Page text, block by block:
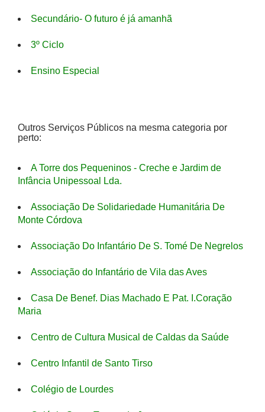
Secundário- O futuro é já amanhã
3º Ciclo
Ensino Especial
Outros Serviços Públicos na mesma categoria por
perto:
A Torre dos Pequeninos - Creche e Jardim de
Infância Unipessoal Lda.
Associação De Solidariedade Humanitária De
Monte Córdova
Associação Do Infantário De S. Tomé De Negrelos
Associação do Infantário de Vila das Aves
Casa De Benef. Dias Machado E Pat. I.Coração
Maria
Centro de Cultura Musical de Caldas da Saúde
Centro Infantil de Santo Tirso
Colégio de Lourdes